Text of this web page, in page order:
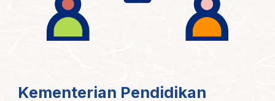
Kementerian Pendidikan